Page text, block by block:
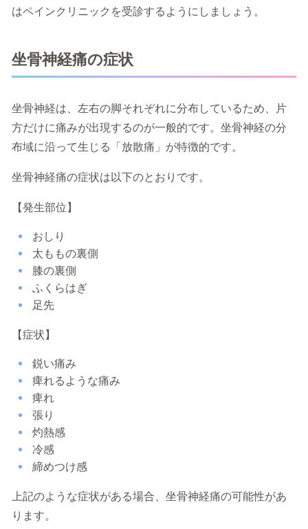
はペインクリニックを受診するようにしましょう。
坐骨神経痛の症状
坐骨神経は、左右の脚それぞれに分布しているため、片
方だけに痛みが出現するのが一般的です。坐骨神経の分
布域に沿って生じる「放散痛」が特徴的です。
坐骨神経痛の症状は以下のとおりです。
【発生部位】
おしり
太ももの裏側
膝の裏側
ふくらはぎ
足先
【症状】
鋭い痛み
痺れるような痛み
痺れ
張り
灼熱感
冷感
締めつけ感
上記のような症状がある場合、坐骨神経痛の可能性があ
ります。